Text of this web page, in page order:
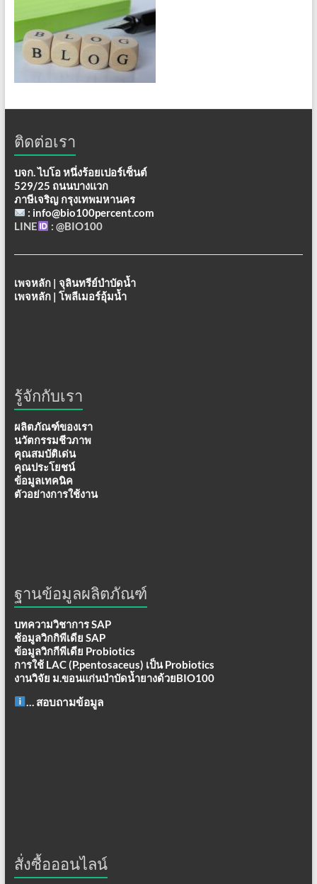
ติดต่อเรา
บจก. ไบโอ หนึ่งร้อยเปอร์เซ็นต์
529/25 ถนนบางแวก
ภาษีเจริญ กรุงเทพมหานคร
: info@bio100percent.com
LINE
: @BIO100
เพจหลัก | จุลินทรีย์บำบัดน้ำ
เพจหลัก | โพลีเมอร์อุ้มน้ำ
รู้จักกับเรา
ผลิตภัณฑ์ของเรา
นวัตกรรมชีวภาพ
คุณสมบัติเด่น
คุณประโยชน์
ข้อมูลเทคนิค
ตัวอย่างการใช้งาน
ฐานข้อมูลผลิตภัณฑ์
บทความวิชาการ SAP
ช้อมูลวิกกิพีเดีย SAP
ข้อมูลวิกกีพีเดีย Probiotics
การใช้ LAC (P.pentosaceus) เป็น Probiotics
งานวิจัย ม.ขอนแก่นบำบัดน้ำยางด้วยBIO100
… สอบถามข้อมูล
สั่งซื้อออนไลน์